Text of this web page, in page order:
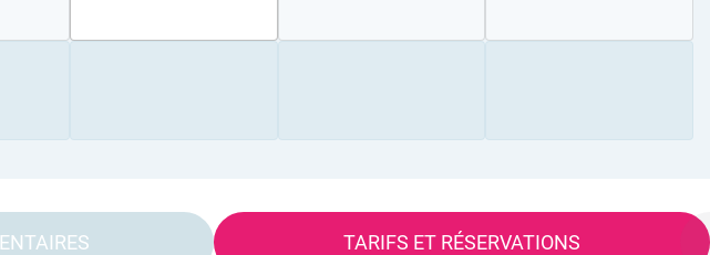
TARIFS ET RÉSERVATIONS